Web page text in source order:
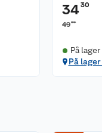
3430
4900
På
På